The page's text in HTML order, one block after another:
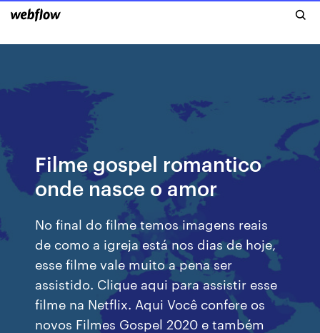
Filme gospel romantico
onde nasce o amor
No final do filme temos imagens reais
de como a igreja está nos dias de hoje,
esse filme vale muito a pena ser
assistido. Clique aqui para assistir esse
filme na Netflix. Aqui Você confere os
novos Filmes Gospel 2020 e também